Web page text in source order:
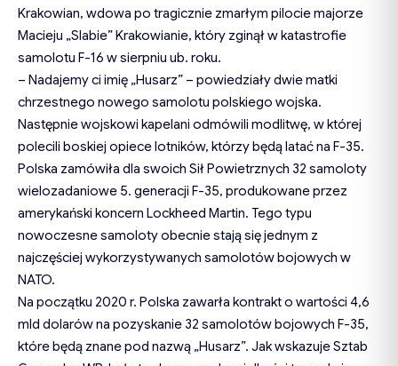
Krakowian, wdowa po tragicznie zmarłym pilocie majorze
Macieju „Slabie” Krakowianie, który zginął w katastrofie
samolotu F-16 w sierpniu ub. roku.
– Nadajemy ci imię „Husarz” – powiedziały dwie matki
chrzestnego nowego samolotu polskiego wojska.
Następnie wojskowi kapelani odmówili modlitwę, w której
polecili boskiej opiece lotników, którzy będą latać na F-35.
Polska zamówiła dla swoich Sił Powietrznych 32 samoloty
wielozadaniowe 5. generacji F-35, produkowane przez
amerykański koncern Lockheed Martin. Tego typu
nowoczesne samoloty obecnie stają się jednym z
najczęściej wykorzystywanych samolotów bojowych w
NATO.
Na początku 2020 r. Polska zawarła kontrakt o wartości 4,6
mld dolarów na pozyskanie 32 samolotów bojowych F-35,
które będą znane pod nazwą „Husarz”. Jak wskazuje Sztab